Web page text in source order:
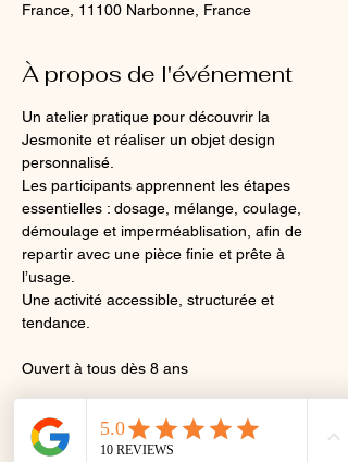
France, 11100 Narbonne, France
À propos de l'événement
Un atelier pratique pour découvrir la
Jesmonite et réaliser un objet design
personnalisé.
Les participants apprennent les étapes
essentielles : dosage, mélange, coulage,
démoulage et imperméablisation, afin de
repartir avec une pièce finie et prête à
l’usage.
Une activité accessible, structurée et
tendance.
Ouvert à tous dès 8 ans